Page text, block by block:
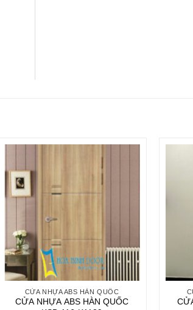
CỬA NHỰA ABS HÀN QUỐC
CỬA NHỰA ABS HÀN QUỐC